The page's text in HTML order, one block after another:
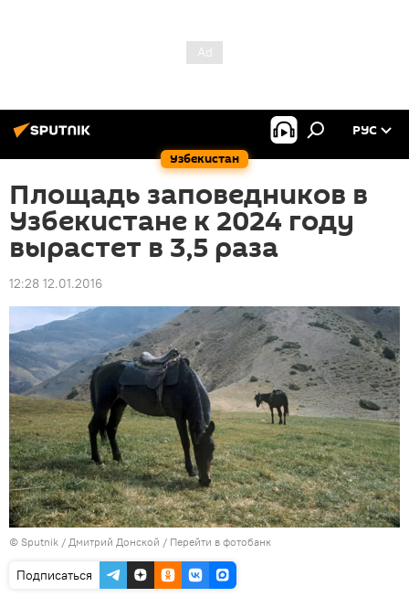
Узбекистан
РУС
Площадь заповедников в
Узбекистане к 2024 году
вырастет в 3,5 раза
12:28 12.01.2016
© Sputnik / Дмитрий Донской / Перейти в фотобанк
Подписаться